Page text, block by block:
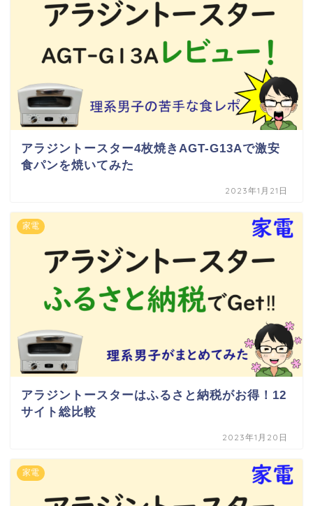
アラジントースター4枚焼きAGT-G13Aで激安
食パンを焼いてみた
2023年1月21日
家電
アラジントースターはふるさと納税がお得！12
サイト総比較
2023年1月20日
家電